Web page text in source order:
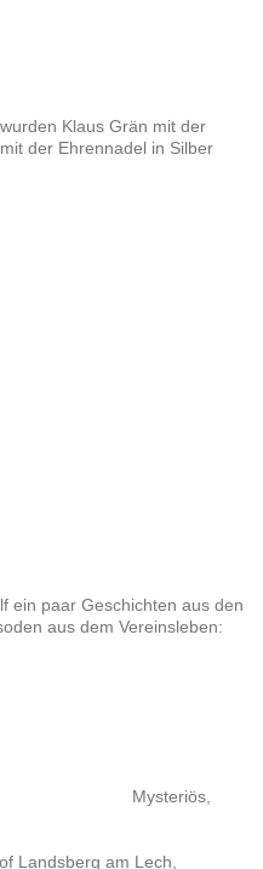
Klaus Grän mit der
der Ehrennadel in Silber
ein paar Geschichten aus den
aus dem Vereinsleben:
Vize! Mysteriös,
Landsberg am Lech,